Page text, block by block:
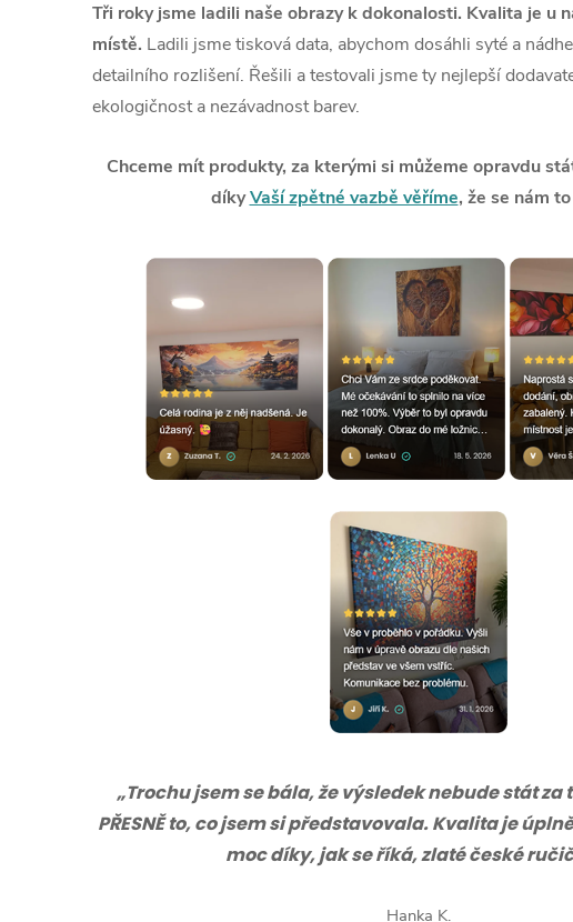
Tři roky jsme ladili naše obrazy k dokonalosti. Kvalita je u
místě. Ladili jsme tisková data, abychom dosáhli syté a
detailního rozlišení. Řešili a testovali jsme ty nejlepší
ekologičnost a nezávadnost barev.
Chceme mít produkty, za kterými si můžeme opravdu
díkyVaší zpětné vazbě věříme, že se nám
„Trochu jsem se bála, že výsledek nebude stát za
PŘESNĚ to, co jsem si představovala. Kvalita je
moc díky, jak se říká, zlaté české
Hanka K.